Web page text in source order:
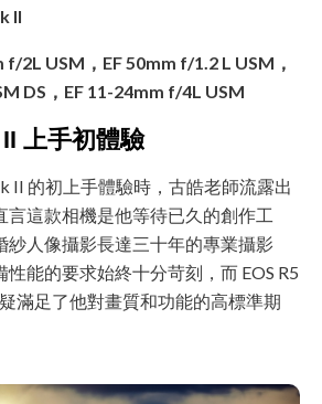
II
f/2L USM，EF 50mm f/1.2 L USM，
DS，EF 11-24mm f/4L USM
上手初體驗
II 的初上手體驗時，古皓老師流露出
言這款相機是他等待已久的創作工
紗人像攝影長達三十年的專業攝影
能的要求始終十分苛刻，而 EOS R5
滿足了他對畫質和功能的高標準期